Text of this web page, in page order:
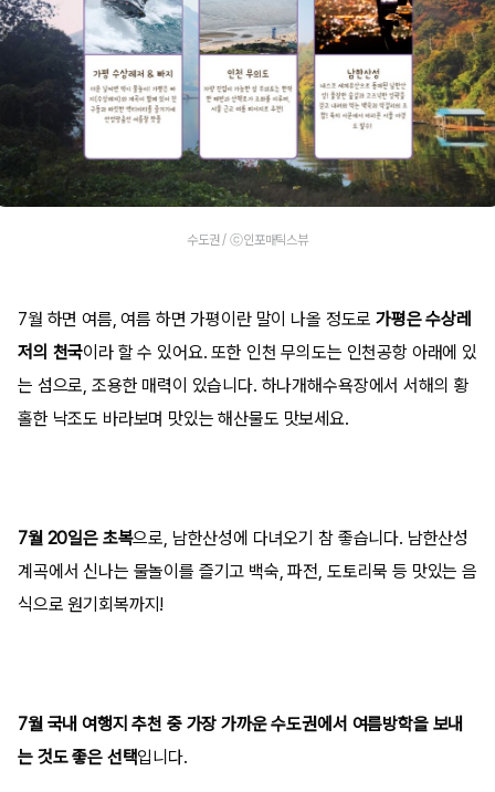
수도권 / ⓒ인포매틱스뷰
7월 하면 여름, 여름 하면 가평이란 말이 나올 정도로가평은 수상레
저의 천국이라 할 수 있어요. 또한 인천 무의도는 인천공항 아래에 있
는 섬으로, 조용한 매력이 있습니다. 하나개해수욕장에서 서해의 황
홀한 낙조도 바라보며 맛있는 해산물도 맛보세요.
7월 20일은 초복으로, 남한산성에 다녀오기 참 좋습니다. 남한산성
계곡에서 신나는 물놀이를 즐기고 백숙, 파전, 도토리묵 등 맛있는 음
식으로 원기회복까지!
7월 국내 여행지 추천 중 가장 가까운 수도권에서 여름방학을 보내
는 것도 좋은 선택입니다.